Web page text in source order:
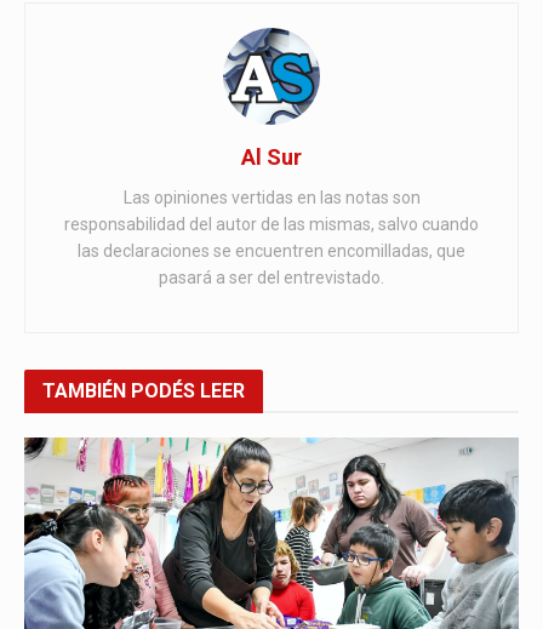
Al Sur
Las opiniones vertidas en las notas son
responsabilidad del autor de las mismas, salvo cuando
las declaraciones se encuentren encomilladas, que
pasará a ser del entrevistado.
TAMBIÉN PODÉS LEER